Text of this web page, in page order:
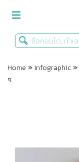
รีวิวคอนโด
Infographic
Home »Infographic»
ๆ